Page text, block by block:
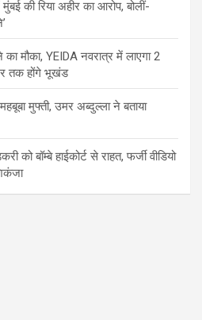
की रिया अहीर का आरोप, बोलीं-
का मौका, YEIDA नवरात्र में लाएगा 2
तक होंगे भूखंड
मुफ्ती, उमर अब्दुल्ला ने बताया
को बॉम्बे हाईकोर्ट से राहत, फर्जी वीडियो